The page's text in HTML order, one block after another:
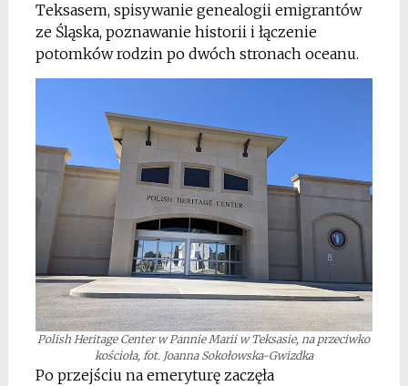
Teksasem, spisywanie genealogii emigrantów
ze Śląska, poznawanie historii i łączenie
potomków rodzin po dwóch stronach oceanu.
Polish Heritage Center w Pannie Marii w Teksasie, na przeciwko
kościoła, fot. Joanna Sokołowska-Gwizdka
Po przejściu na emeryturę zaczęła